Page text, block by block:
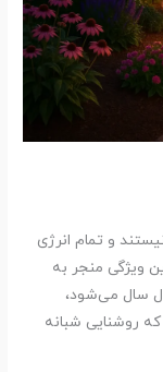
و تمام انرژی
ویژگی منجر به
سال می‌شود،
روشنایی شبانه